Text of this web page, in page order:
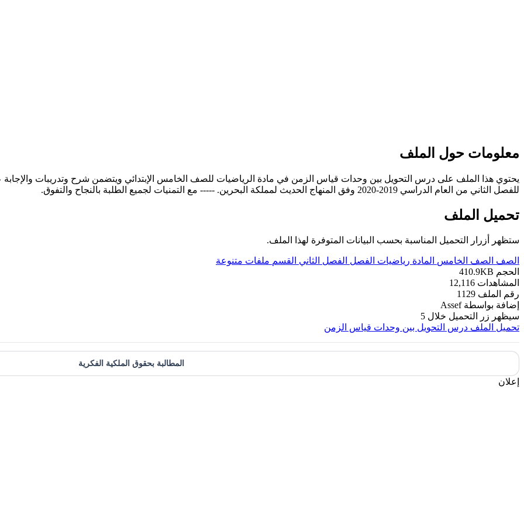
معلومات حول الملف
يحتوي هذا الملف على درس التحويل بين وحدات قياس الزمن في مادة الرياضيات للصف الخامس الإبتدائي ويتضمن شرح وتدريبات والإجابة
للفصل الثاني من العام الدراسي 2019-2020 وفق المنهاج الحديث لمملكة البحرين. ----- مع التمنيات لجميع الطلبة بالنجاح والتفوق.
تحميل الملف
ستظهر أزرار التحميل المناسبة بحسب البيانات المتوفرة لهذا الملف.
الصف الصف الخامس المادة رياضيات الفصل الفصل الثاني القسم ملفات متنوعة
الحجم 410.9KB
المشاهدات 12,116
رقم الملف 1129
إضافة بواسطة Assef
سيظهر زر التحميل خلال 5
تحميل الملف درس التحويل بين وحدات قياس الزمن
المطالبة بحقوق الملكية الفكرية
إعلان